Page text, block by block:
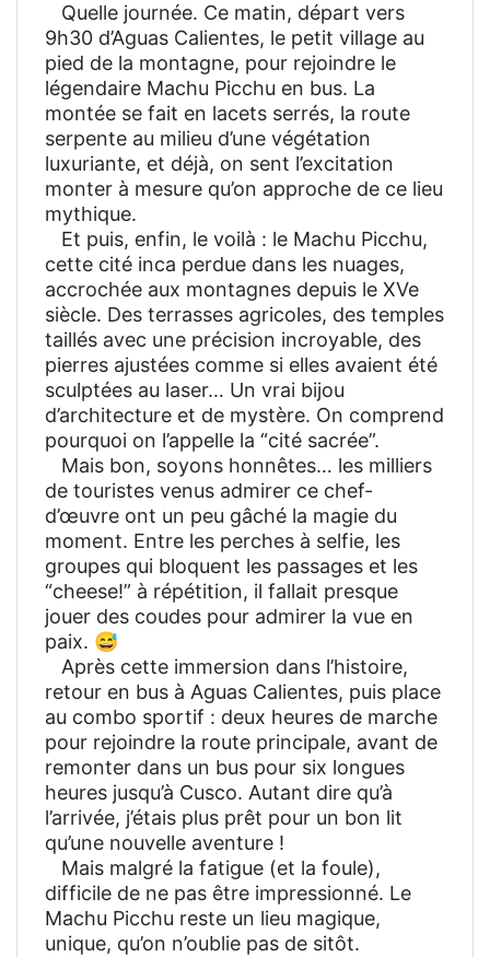
Quelle journée. Ce matin, départ vers
9h30 d’Aguas Calientes, le petit village au
pied de la montagne, pour rejoindre le
légendaire Machu Picchu en bus. La
montée se fait en lacets serrés, la route
serpente au milieu d’une végétation
luxuriante, et déjà, on sent l’excitation
monter à mesure qu’on approche de ce lieu
mythique.
Et puis, enfin, le voilà : le Machu Picchu,
cette cité inca perdue dans les nuages,
accrochée aux montagnes depuis le XVe
siècle. Des terrasses agricoles, des temples
taillés avec une précision incroyable, des
pierres ajustées comme si elles avaient été
sculptées au laser… Un vrai bijou
d’architecture et de mystère. On comprend
pourquoi on l’appelle la “cité sacrée”.
Mais bon, soyons honnêtes… les milliers
de touristes venus admirer ce chef-
d’œuvre ont un peu gâché la magie du
moment. Entre les perches à selfie, les
groupes qui bloquent les passages et les
“cheese!” à répétition, il fallait presque
jouer des coudes pour admirer la vue en
paix. 😅
Après cette immersion dans l’histoire,
retour en bus à Aguas Calientes, puis place
au combo sportif : deux heures de marche
pour rejoindre la route principale, avant de
remonter dans un bus pour six longues
heures jusqu’à Cusco. Autant dire qu’à
l’arrivée, j’étais plus prêt pour un bon lit
qu’une nouvelle aventure !
Mais malgré la fatigue (et la foule),
difficile de ne pas être impressionné. Le
Machu Picchu reste un lieu magique,
unique, qu’on n’oublie pas de sitôt.